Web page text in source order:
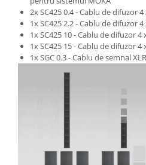
2x SC425 0.4 - Cablu de difuzor
1x SC425 2.2 - Cablu de difuzor
1x SC425 10 - Cablu de difuzor
1x SC425 15 - Cablu de difuzor
1x SGC 0.3 - Cablu de semnal